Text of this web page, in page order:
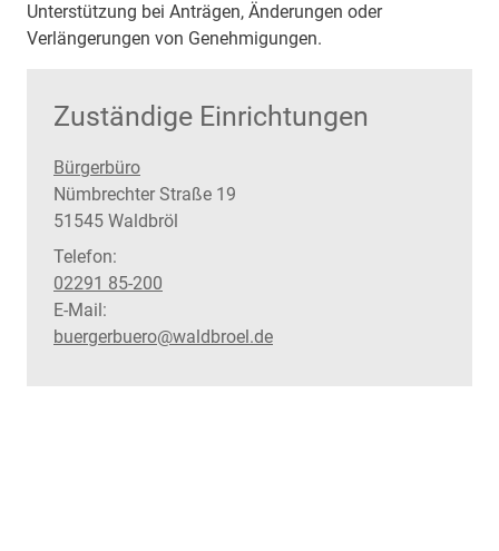
Unterstützung bei Anträgen, Änderungen oder
Verlängerungen von Genehmigungen.
Zuständige Einrichtungen
Bürgerbüro
Straße:
Nümbrechter Straße Hausnummer:
19
PLZ:
51545 Ort:
Waldbröl
Telefon:
02291 85-200
E-Mail:
buergerbuero@waldbroel.de